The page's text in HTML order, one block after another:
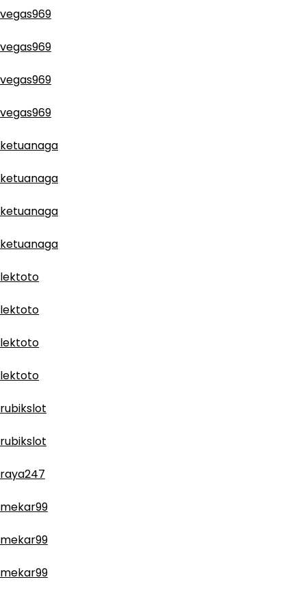
vegas969
vegas969
vegas969
vegas969
ketuanaga
ketuanaga
ketuanaga
ketuanaga
lektoto
lektoto
lektoto
lektoto
rubikslot
rubikslot
raya247
mekar99
mekar99
mekar99